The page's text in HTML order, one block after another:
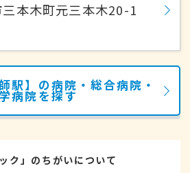
本木町元三本木20-1
駅】の病院・総合病院・
病院を探す
ク」のちがいについて